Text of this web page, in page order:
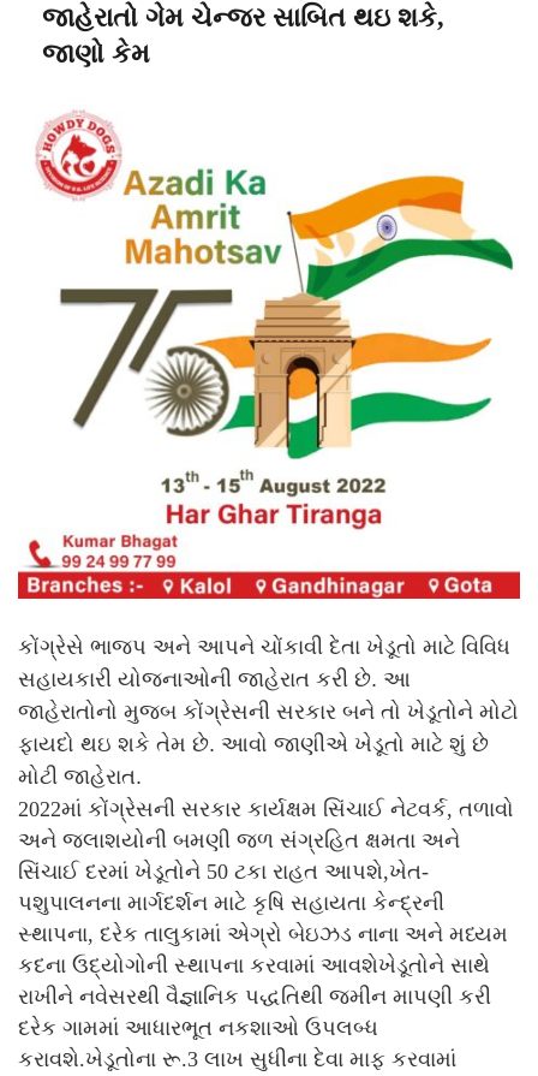
જાહેરાતો ગેમ ચેન્જર સાબિત થઇ શકે,
જાણો કેમ
કોંગ્રેસે ભાજપ અને આપને ચોંકાવી દેતા ખેડૂતો માટે વિવિધ
સહાયકારી યોજનાઓની જાહેરાત કરી છે. આ
જાહેરાતોનો મુજબ કોંગ્રેસની સરકાર બને તો ખેડૂતોને મોટો
ફાયદો થઇ શકે તેમ છે. આવો જાણીએ ખેડૂતો માટે શું છે
મોટી જાહેરાત.
2022માં કોંગ્રેસની સરકાર કાર્યક્ષમ સિંચાઈ નેટવર્ક, તળાવો
અને જલાશયોની બમણી જળ સંગ્રહિત ક્ષમતા અને
સિંચાઈ દરમાં ખેડૂતોને 50 ટકા રાહત આપશે,ખેત-
પશુપાલનના માર્ગદર્શન માટે કૃષિ સહાયતા કેન્દ્રની
સ્થાપના, દરેક તાલુકામાં એગ્રો બેઇઝડ નાના અને મધ્યમ
કદના ઉદ્યોગોની સ્થાપના કરવામાં આવશેખેડૂતોને સાથે
રાખીને નવેસરથી વૈજ્ઞાનિક પદ્ધતિથી જમીન માપણી કરી
દરેક ગામમાં આધારભૂત નકશાઓ ઉપલબ્ધ
કરાવશે.ખેડૂતોના રૂ.3 લાખ સુધીના દેવા માફ કરવામાં